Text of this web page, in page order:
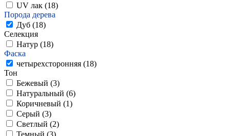
UV лак (18)
Порода дерева
Дуб (18)
Селекция
Натур (18)
Фаска
четырехсторонняя (18)
Тон
Бежевый (3)
Натуральный (6)
Коричневый (1)
Серый (3)
Светлый (2)
Темный (3)